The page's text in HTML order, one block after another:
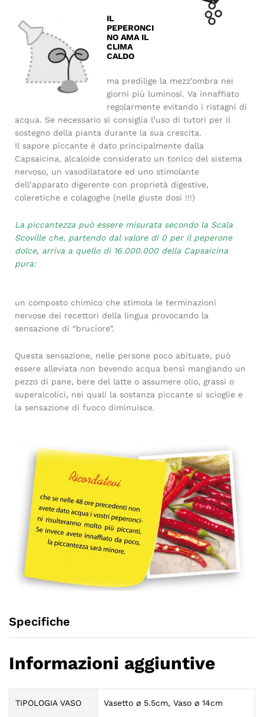
IL
PEPERONCI
NO AMA IL
CLIMA
CALDO
ma predilige la mezz’ombra nei
giorni più luminosi. Va innaffiato
regolarmente evitando i ristagni di
acqua. Se necessario si consiglia l’uso di tutori per il
sostegno della pianta durante la sua crescita.
Il sapore piccante è dato principalmente dalla
Capsaicina, alcaloide considerato un tonico del sistema
nervoso, un vasodilatatore ed uno stimolante
dell’apparato digerente con proprietà digestive,
coleretiche e colagoghe (nelle giuste dosi !!!)
La piccantezza può essere misurata secondo la Scala
Scoville che, partendo dal valore di 0 per il peperone
dolce, arriva a quello di 16.000.000 della Capsaicina
pura:
un composto chimico che stimola le terminazioni
nervose dei recettori della lingua provocando la
sensazione di “bruciore”.
Questa sensazione, nelle persone poco abituate, può
essere alleviata non bevendo acqua bensì mangiando un
pezzo di pane, bere del latte o assumere olio, grassi o
superalcolici, nei quali la sostanza piccante si scioglie e
la sensazione di fuoco diminuisce.
Specifiche
Informazioni aggiuntive
TIPOLOGIA VASO Vasetto ⌀ 5.5cm, Vaso ⌀ 14cm